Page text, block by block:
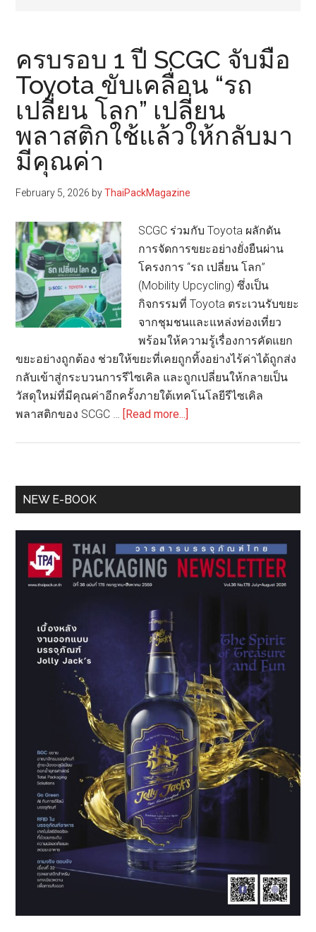
ครบรอบ 1 ปี SCGC จับมือ
Toyota ขับเคลื่อน “รถ
เปลี่ยน โลก” เปลี่ยน
พลาสติกใช้แล้วให้กลับมา
มีคุณค่า
February 5, 2026 byThaiPackMagazine
SCGC ร่วมกับ Toyota ผลักดัน
การจัดการขยะอย่างยั่งยืนผ่าน
โครงการ “รถ เปลี่ยน โลก”
(Mobility Upcycling) ซึ่งเป็น
กิจกรรมที่ Toyota ตระเวนรับขยะ
จากชุมชนและแหล่งท่องเที่ยว
พร้อมให้ความรู้เรื่องการคัดแยก
ขยะอย่างถูกต้อง ช่วยให้ขยะที่เคยถูกทิ้งอย่างไร้ค่าได้ถูกส่ง
กลับเข้าสู่กระบวนการรีไซเคิล และถูกเปลี่ยนให้กลายเป็น
วัสดุใหม่ที่มีคุณค่าอีกครั้งภายใต้เทคโนโลยีรีไซเคิล
พลาสติกของ SCGC …
[Read more...]
ปี
มือ
Toyota
ขับ
โลก”
เปลี่ยน
พลาสติก
ใช้
แล้ว
ให้
กลับ
มา
มี
คุณค่า
Primary
NEW E-BOOK